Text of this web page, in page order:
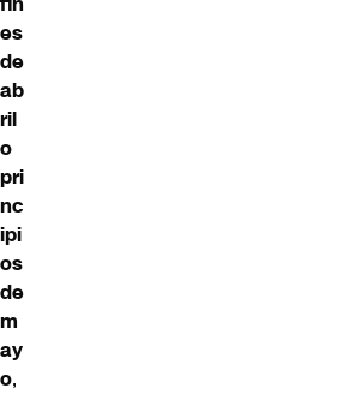
es
de
ab
ril
o
pri
nc
ipi
os
de
m
ay
o,